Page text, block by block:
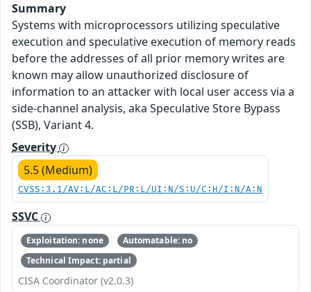
Summary
Systems with microprocessors utilizing speculative
execution and speculative execution of memory reads
before the addresses of all prior memory writes are
known may allow unauthorized disclosure of
information to an attacker with local user access via a
side-channel analysis, aka Speculative Store Bypass
(SSB), Variant 4.
Severity
5.5 (Medium)
CVSS:3.1/AV:L/AC:L/PR:L/UI:N/S:U/C:H/I:N/A:N
SSVC
Exploitation: none
Automatable: no
Technical Impact: partial
CISA Coordinator (v2.0.3)